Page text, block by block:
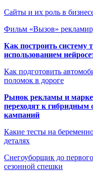
Сайты и их роль в
Фильм «Вызов»
Как построить систему
использованием
Как подготовить
поломок в дороге
Рынок рекламы и
переходят к гибридным
кампаний
Какие тесты на
деталях
Снегоуборщик до
сезонной спешки